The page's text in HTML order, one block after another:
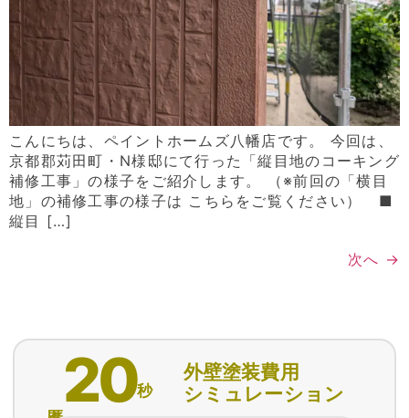
こんにちは、ペイントホームズ八幡店です。 今回は、
京都郡苅田町・N様邸にて行った「縦目地のコーキング
補修工事」の様子をご紹介します。 （※前回の「横目
地」の補修工事の様子は こちらをご覧ください） ■
縦目 […]
次へ →
20秒
外壁塗装費用
シミュレーション